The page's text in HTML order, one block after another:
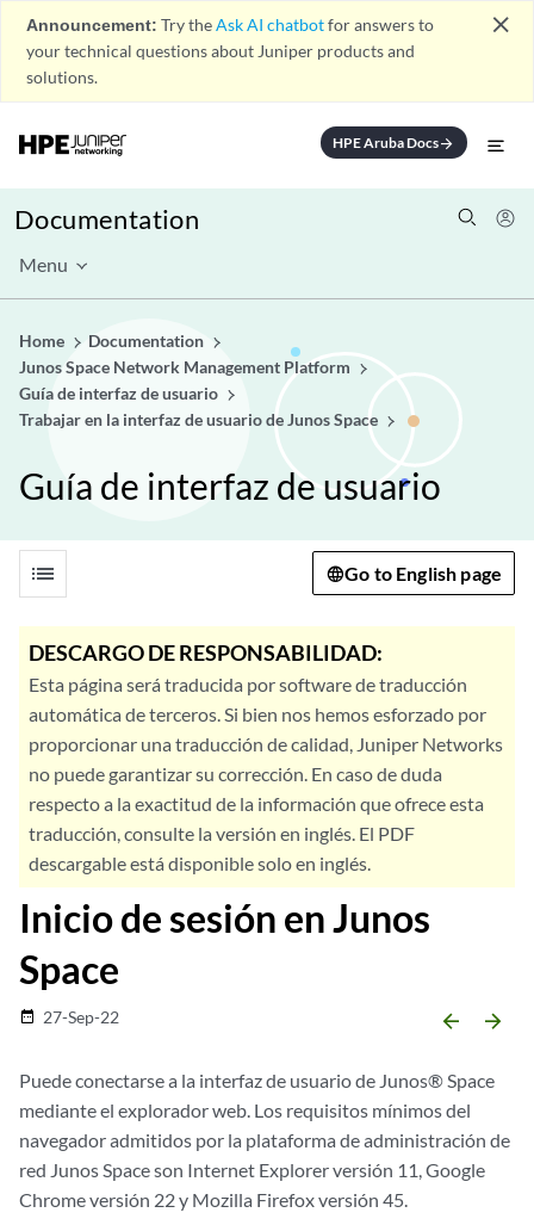
Announcement: Try theAsk AI chatbotfor answers to
your technical questions about Juniper products and
solutions.
close
HPE Aruba Docsarrow_forward
Documentation
Menu
Home
Documentation
Junos Space Network Management Platform
Guía de interfaz de usuario
Trabajar en la interfaz de usuario de Junos Space
Guía de interfaz de usuario
list Go to English page
DESCARGO DE RESPONSABILIDAD:
Esta página será traducida por software de traducción
automática de terceros. Si bien nos hemos esforzado por
proporcionar una traducción de calidad, Juniper Networks
no puede garantizar su corrección. En caso de duda
respecto a la exactitud de la información que ofrece esta
traducción, consulte la versión en inglés. El PDF
descargable está disponible solo en inglés.
Inicio de sesión en Junos
Space
date_range 27-Sep-22 arrow_backward arrow_forward
Puede conectarse a la interfaz de usuario de Junos® Space
mediante el explorador web. Los requisitos mínimos del
navegador admitidos por la plataforma de administración de
red Junos Space son Internet Explorer versión 11, Google
Chrome versión 22 y Mozilla Firefox versión 45.